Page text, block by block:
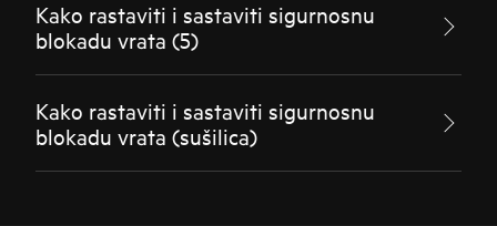
Kako rastaviti i sastaviti sigurnosnu
blokadu vrata (5)
Kako rastaviti i sastaviti sigurnosnu
blokadu vrata (sušilica)